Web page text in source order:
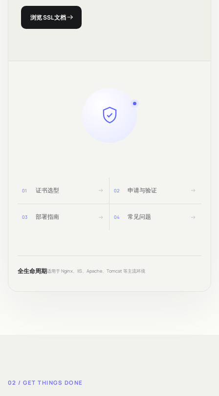
浏览 SSL 文档
01 证书选型 02 申请与验证
03 部署指南 04 常见问题
全生命周期适用于 Nginx、IIS、Apache、Tomcat 等主流环境
02 / GET THINGS DONE